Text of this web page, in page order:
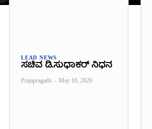
LEAD NEWS
ಸಚಿವ ಡಿ.ಸುಧಾಕರ್ ನಿಧನ
Prajapragathi - May 10, 2026